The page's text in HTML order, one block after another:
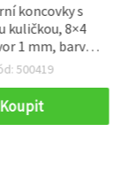
koncovky s
kuličkou, 8×4
1 mm, barva
NF – 50 ks
500419
Koupit